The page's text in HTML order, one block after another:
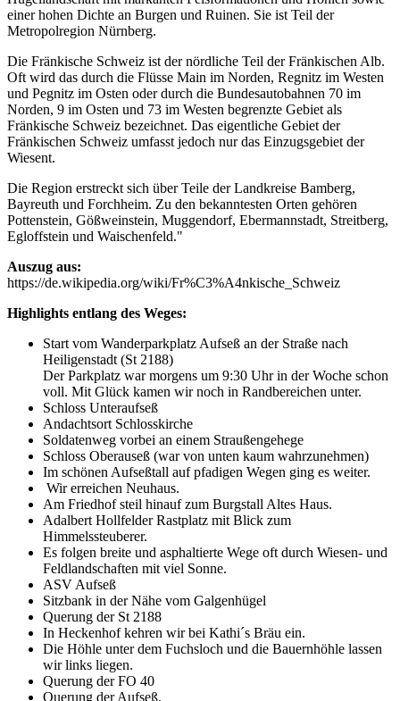
einer hohen Dichte an Burgen und Ruinen. Sie ist Teil der
Metropolregion Nürnberg.
Die Fränkische Schweiz ist der nördliche Teil der Fränkischen Alb.
Oft wird das durch die Flüsse Main im Norden, Regnitz im Westen
und Pegnitz im Osten oder durch die Bundesautobahnen 70 im
Norden, 9 im Osten und 73 im Westen begrenzte Gebiet als
Fränkische Schweiz bezeichnet. Das eigentliche Gebiet der
Fränkischen Schweiz umfasst jedoch nur das Einzugsgebiet der
Wiesent.
Die Region erstreckt sich über Teile der Landkreise Bamberg,
Bayreuth und Forchheim. Zu den bekanntesten Orten gehören
Pottenstein, Gößweinstein, Muggendorf, Ebermannstadt, Streitberg,
Egloffstein und Waischenfeld."
Auszug aus:
https://de.wikipedia.org/wiki/Fr%C3%A4nkische_Schweiz
Highlights entlang des Weges:
Start vom Wanderparkplatz Aufseß an der Straße nach
Heiligenstadt (St 2188)
Der Parkplatz war morgens um 9:30 Uhr in der Woche schon
voll. Mit Glück kamen wir noch in Randbereichen unter.
Schloss Unteraufseß
Andachtsort Schlosskirche
Soldatenweg vorbei an einem Straußengehege
Schloss Oberauseß (war von unten kaum wahrzunehmen)
Im schönen Aufseßtall auf pfadigen Wegen ging es weiter.
Wir erreichen Neuhaus.
Am Friedhof steil hinauf zum Burgstall Altes Haus.
Adalbert Hollfelder Rastplatz mit Blick zum
Himmelssteuberer.
Es folgen breite und asphaltierte Wege oft durch Wiesen- und
Feldlandschaften mit viel Sonne.
ASV Aufseß
Sitzbank in der Nähe vom Galgenhügel
Querung der St 2188
In Heckenhof kehren wir bei Kathi´s Bräu ein.
Die Höhle unter dem Fuchsloch und die Bauernhöhle lassen
wir links liegen.
Querung der FO 40
Querung der Aufseß.